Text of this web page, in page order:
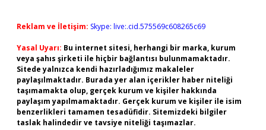
Reklam ve İletişim: Skype: live:.cid.575569c608265c69
Yasal Uyarı: Bu internet sitesi, herhangi bir marka, kurum
veya şahıs şirketi ile hiçbir bağlantısı bulunmamaktadır.
Sitede yalnızca kendi hazırladığımız makaleler
paylaşılmaktadır. Burada yer alan içerikler haber niteliği
taşımamakta olup, gerçek kurum ve kişiler hakkında
paylaşım yapılmamaktadır. Gerçek kurum ve kişiler ile isim
benzerlikleri tamamen tesadüfidir. Sitemizdeki bilgiler
taslak halindedir ve tavsiye niteliği taşımazlar.